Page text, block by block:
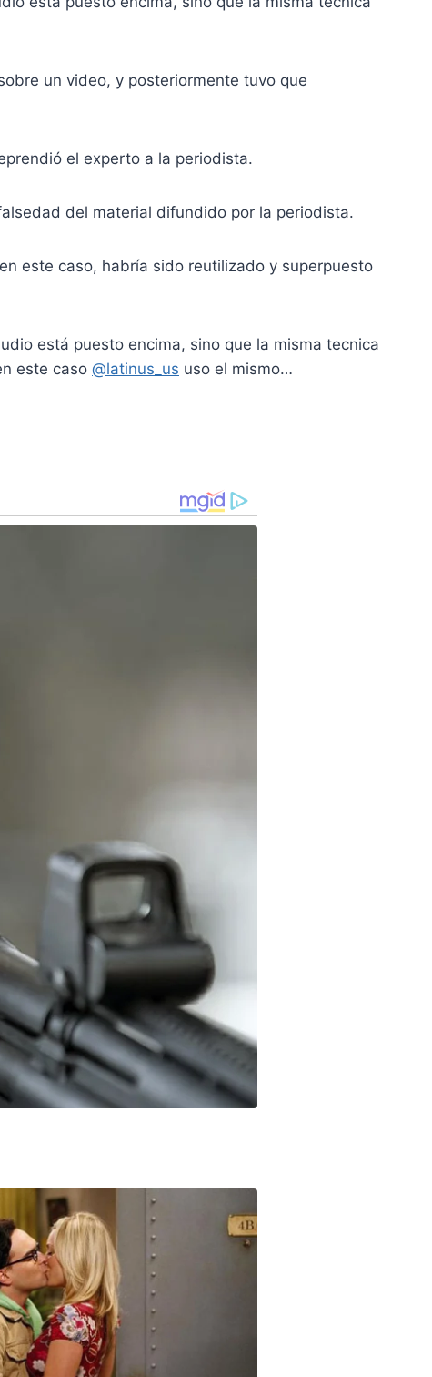
un video, y posteriormente tuvo que
el experto a la periodista.
del material difundido por la periodista.
este caso, habría sido reutilizado y superpuesto
está puesto encima, sino que la misma tecnica
este caso @latinus_us uso el mismo…